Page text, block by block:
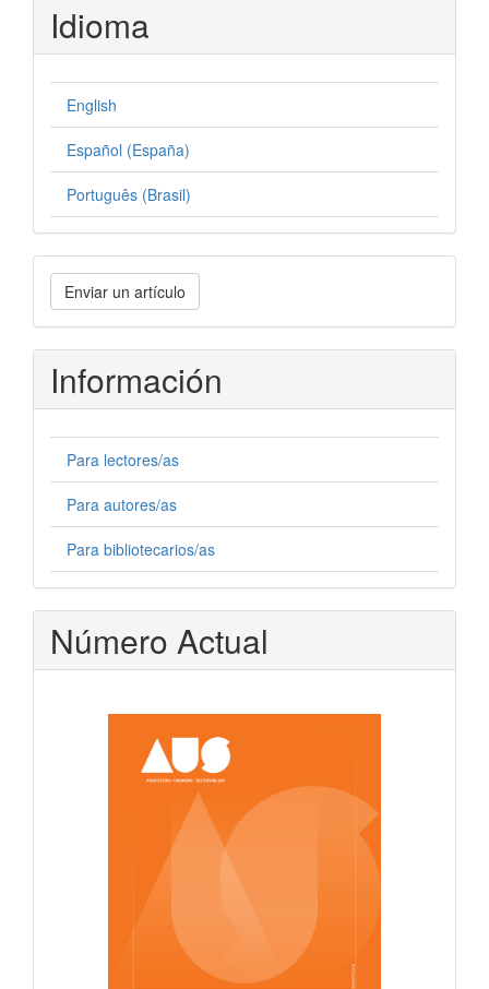
Idioma
English
Español (España)
Português (Brasil)
Enviar
un
artículo
Enviar un artículo
Información
Para lectores/as
Para autores/as
Para bibliotecarios/as
Número Actual